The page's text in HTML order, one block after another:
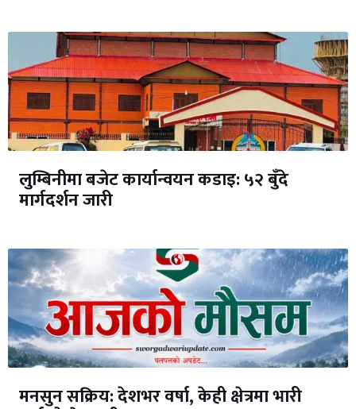
लुम्बिनीमा बजेट कार्यान्वयन कडाइ: ५२ बुँदे
मार्गदर्शन जारी
मनसुन सक्रिय: देशभर वर्षा, केही क्षेत्रमा भारी